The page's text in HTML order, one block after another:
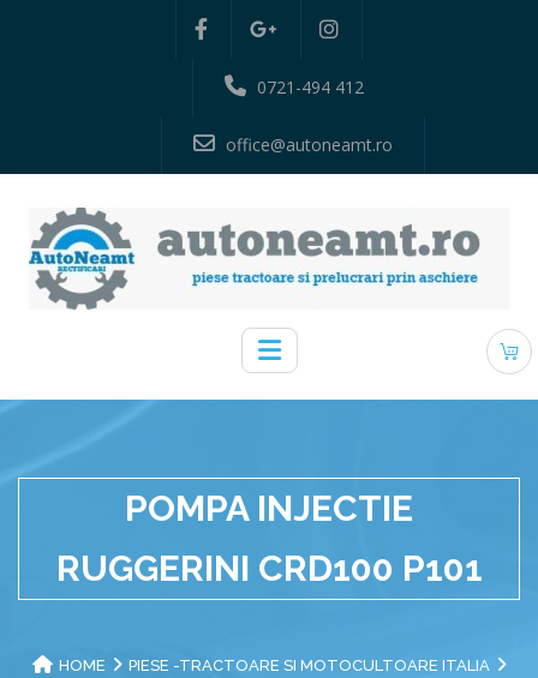
0721-494 412
office@autoneamt.ro
POMPA INJECTIE
RUGGERINI CRD100 P101
HOME
PIESE -TRACTOARE SI MOTOCULTOARE ITALIA